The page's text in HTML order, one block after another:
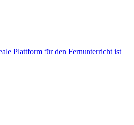
Plattform für den Fernunterricht ist